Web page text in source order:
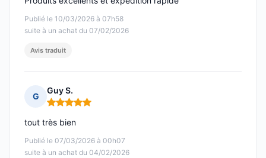
Publié le 10/03/2026 à 07h58
suite à un achat du 07/02/2026
Avis traduit
G
Guy S.
Note : 5 sur 5
Publié le 07/03/2026 à 00h07
suite à un achat du 04/02/2026
tout très bien